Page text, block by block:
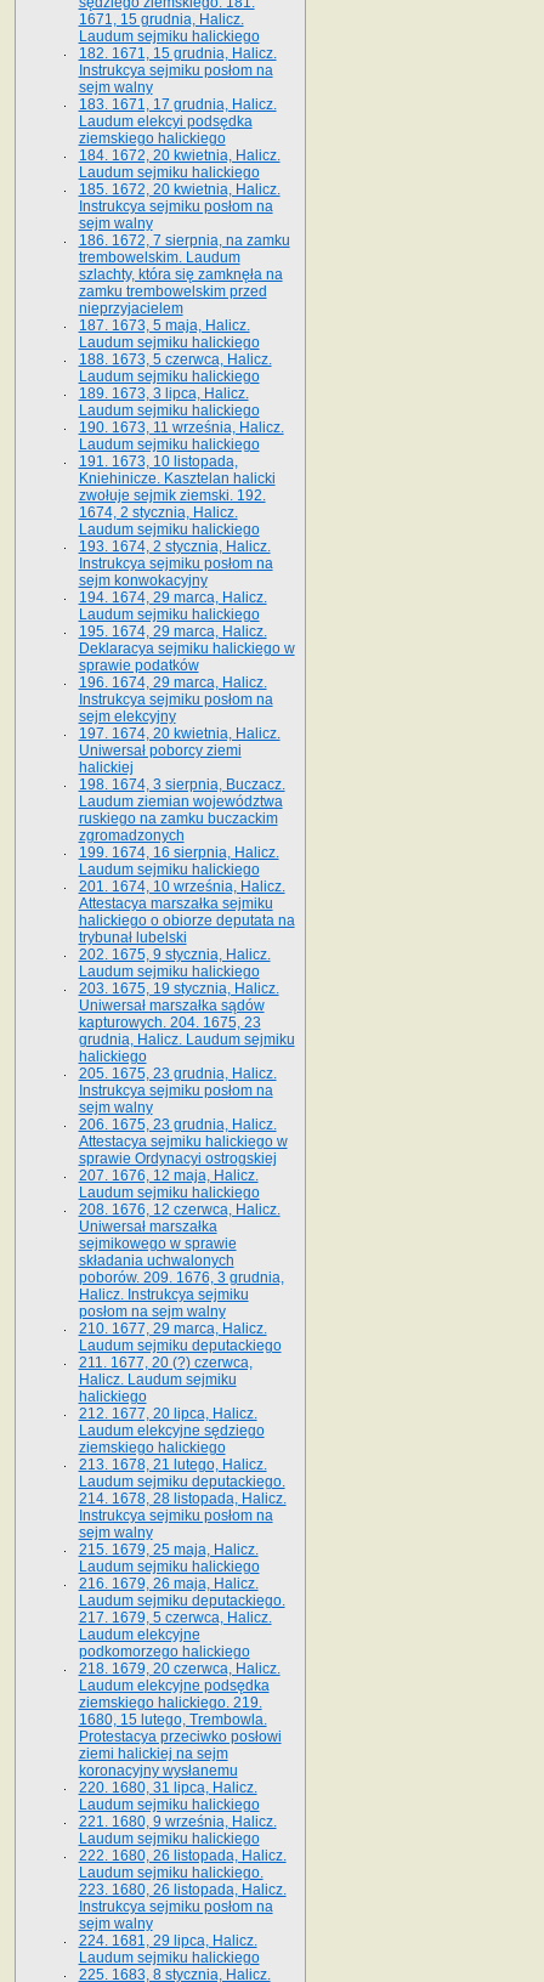
1671, 15 grudnia, Halicz.
Laudum sejmiku halickiego
182. 1671, 15 grudnia, Halicz.
Instrukcya sejmiku posłom na
sejm walny
183. 1671, 17 grudnia, Halicz.
Laudum elekcyi podsędka
ziemskiego halickiego
184. 1672, 20 kwietnia, Halicz.
Laudum sejmiku halickiego
185. 1672, 20 kwietnia, Halicz.
Instrukcya sejmiku posłom na
sejm walny
186. 1672, 7 sierpnia, na zamku
trembowelskim. Laudum
szlachty, która się zamknęła na
zamku trembowelskim przed
nieprzyjacielem
187. 1673, 5 maja, Halicz.
Laudum sejmiku halickiego
188. 1673, 5 czerwca, Halicz.
Laudum sejmiku halickiego
189. 1673, 3 lipca, Halicz.
Laudum sejmiku halickiego
190. 1673, 11 września, Halicz.
Laudum sejmiku halickiego
191. 1673, 10 listopada,
Kniehinicze. Kasztelan halicki
zwołuje sejmik ziemski. 192.
1674, 2 stycznia, Halicz.
Laudum sejmiku halickiego
193. 1674, 2 stycznia, Halicz.
Instrukcya sejmiku posłom na
sejm konwokacyjny
194. 1674, 29 marca, Halicz.
Laudum sejmiku halickiego
195. 1674, 29 marca, Halicz.
Deklaracya sejmiku halickiego w
sprawie podatków
196. 1674, 29 marca, Halicz.
Instrukcya sejmiku posłom na
sejm elekcyjny
197. 1674, 20 kwietnia, Halicz.
Uniwersał poborcy ziemi
halickiej
198. 1674, 3 sierpnia, Buczacz.
Laudum ziemian województwa
ruskiego na zamku buczackim
zgromadzonych
199. 1674, 16 sierpnia, Halicz.
Laudum sejmiku halickiego
201. 1674, 10 września, Halicz.
Attestacya marszałka sejmiku
halickiego o obiorze deputata na
trybunał lubelski
202. 1675, 9 stycznia, Halicz.
Laudum sejmiku halickiego
203. 1675, 19 stycznia, Halicz.
Uniwersał marszałka sądów
kapturowych. 204. 1675, 23
grudnia, Halicz. Laudum sejmiku
halickiego
205. 1675, 23 grudnia, Halicz.
Instrukcya sejmiku posłom na
sejm walny
206. 1675, 23 grudnia, Halicz.
Attestacya sejmiku halickiego w
sprawie Ordynacyi ostrogskiej
207. 1676, 12 maja, Halicz.
Laudum sejmiku halickiego
208. 1676, 12 czerwca, Halicz.
Uniwersał marszałka
sejmikowego w sprawie
składania uchwalonych
poborów. 209. 1676, 3 grudnia,
Halicz. Instrukcya sejmiku
posłom na sejm walny
210. 1677, 29 marca, Halicz.
Laudum sejmiku deputackiego
211. 1677, 20 (?) czerwca,
Halicz. Laudum sejmiku
halickiego
212. 1677, 20 lipca, Halicz.
Laudum elekcyjne sędziego
ziemskiego halickiego
213. 1678, 21 lutego, Halicz.
Laudum sejmiku deputackiego.
214. 1678, 28 listopada, Halicz.
Instrukcya sejmiku posłom na
sejm walny
215. 1679, 25 maja, Halicz.
Laudum sejmiku halickiego
216. 1679, 26 maja, Halicz.
Laudum sejmiku deputackiego.
217. 1679, 5 czerwca, Halicz.
Laudum elekcyjne
podkomorzego halickiego
218. 1679, 20 czerwca, Halicz.
Laudum elekcyjne podsędka
ziemskiego halickiego. 219.
1680, 15 lutego, Trembowla.
Protestacya przeciwko posłowi
ziemi halickiej na sejm
koronacyjny wysłanemu
220. 1680, 31 lipca, Halicz.
Laudum sejmiku halickiego
221. 1680, 9 września, Halicz.
Laudum sejmiku halickiego
222. 1680, 26 listopada, Halicz.
Laudum sejmiku halickiego.
223. 1680, 26 listopada, Halicz.
Instrukcya sejmiku posłom na
sejm walny
224. 1681, 29 lipca, Halicz.
Laudum sejmiku halickiego
225. 1683, 8 stycznia, Halicz.